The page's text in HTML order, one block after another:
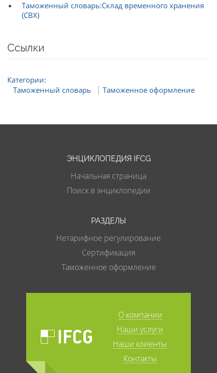
Таможенный словарь:Склад временного хранения
(СВХ)
Ссылки
Категории:
Таможенный словарь
Таможенное оформление
ЭНЦИКЛОПЕДИЯ IFCG
Начальная страница
Поиск в энциклопедии
РАЗДЕЛЫ
Нетарифное регулирование
Сертификация
Таможенное оформление
О компании
Наши услуги
Наши клиенты
Контакты